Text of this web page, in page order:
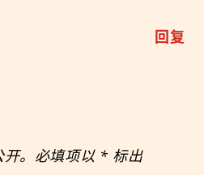
回复
开。必填项以 *标出